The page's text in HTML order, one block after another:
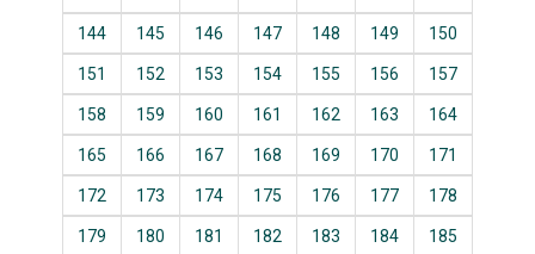
144 145 146 147 148 149 150
151 152 153 154 155 156 157
158 159 160 161 162 163 164
165 166 167 168 169 170 171
172 173 174 175 176 177 178
179 180 181 182 183 184 185